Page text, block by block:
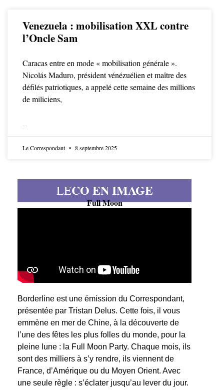
Venezuela : mobilisation XXL contre
l’Oncle Sam
Caracas entre en mode « mobilisation générale ».
Nicolás Maduro, président vénézuélien et maître des
défilés patriotiques, a appelé cette semaine des millions
de miliciens,
Le Correspondant 8 septembre 2025
LECO EN IMAGE
Full Moon
Borderline est une émission du Correspondant,
présentée par Tristan Delus. Cette fois, il vous
emmène en mer de Chine, à la découverte de
l’une des fêtes les plus folles du monde, pour la
pleine lune : la Full Moon Party. Chaque mois, ils
sont des milliers à s’y rendre, ils viennent de
France, d’Amérique ou du Moyen Orient. Avec
une seule règle : s’éclater jusqu’au lever du jour.